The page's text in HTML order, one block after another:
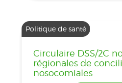
Politique de santé
Circulaire DSS/2C
régionales de
nosocomiales